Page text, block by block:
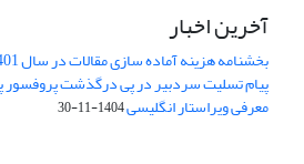
آخرین اخبار
بخشنامه هزینه آماده سازی مقالات در سال 1401
پیام تسلیت سردبیر در پی درگذشت پروفسور
معرفی ویراستار انگلیسی1404-11-30